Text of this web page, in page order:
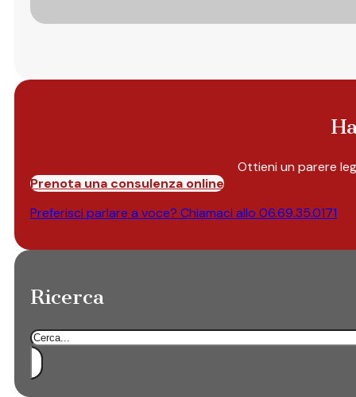
Ottieni un parere
Prenota una consulenza online
Preferisci parlare a voce? Chiamaci allo 06.69.35.0171
Ricerca
Cerca